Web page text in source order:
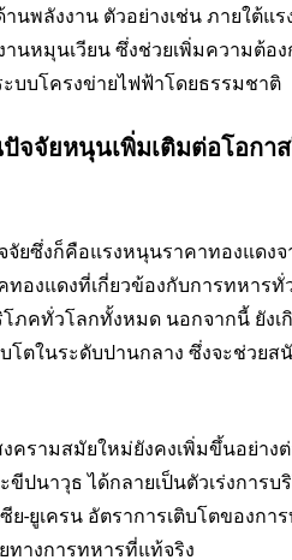
นพลังงาน ตัวอย่างเช่น ภายใต้แ
านหมุนเวียน ซึ่งช่วยเพิ่มความต้
บบโครงข่ายไฟฟ้าโดยธรรมชาติ
จจัยหนุนเพิ่มเติมต่อโอกา
จัยซึ่งก็คือแรงหนุนราคาทองแด
องแดงที่เกี่ยวข้องกับการทหาร
ภคทั่วโลกทั้งหมด นอกจากนี้ ยัง
บโตในระดับปานกลาง ซึ่งจะช่วย
รามสมัยใหม่ยังคงเพิ่มขึ้นอย่าง
ขีปนาวุธ ได้กลายเป็นตัวเร่งกา
ย-ยูเครน อัตราการเติบโตของก
ทางการทหารที่แท้จริง